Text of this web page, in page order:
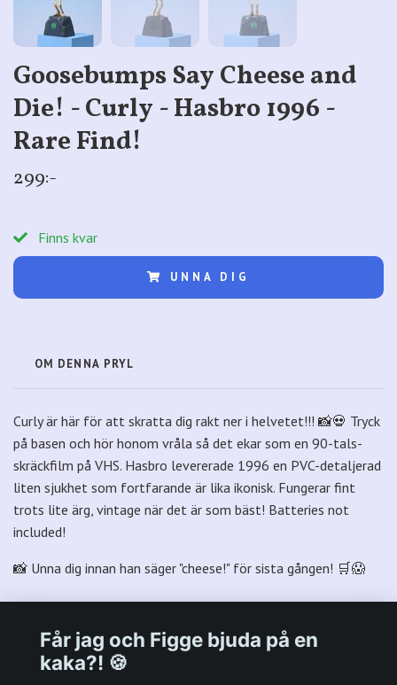
Goosebumps Say Cheese and
Die! - Curly - Hasbro 1996 -
Rare Find!
299:-
Finns kvar
UNNA DIG
OM DENNA PRYL
Curly är här för att skratta dig rakt ner i helvetet!!! 📸💀 Tryck
på basen och hör honom vråla så det ekar som en 90-tals-
skräckfilm på VHS. Hasbro levererade 1996 en PVC-detaljerad
liten sjukhet som fortfarande är lika ikonisk. Fungerar fint
trots lite ärg, vintage när det är som bäst! Batteries not
included!
📸 Unna dig innan han säger "cheese!" för sista gången! 🛒😱
Får jag och Figge bjuda på en
kaka?! 🍪